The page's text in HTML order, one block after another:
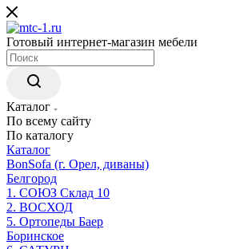
Готовый интернет-магазин мебели
Каталог
По всему сайту
По каталогу
Каталог
BonSofa (г. Орел, диваны)
Белгород
1. СОЮЗ Склад 10
2. ВОСХОД
5. Ортопеды Баер
Боринское